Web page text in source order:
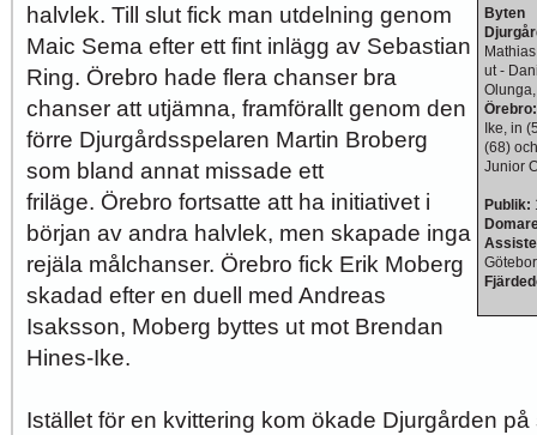
Byten
ut -
Ike, in
(68)
Junior
Publik:
halvlek. Till slut fick man utdelning genom
Maic Sema efter ett fint inlägg av Sebastian
Ring. Örebro hade flera chanser bra
chanser att utjämna, framförallt genom den
förre Djurgårdsspelaren Martin Broberg
som bland annat missade ett
friläge. Örebro fortsatte att ha initiativet i
början av andra halvlek, men skapade inga
rejäla målchanser. Örebro fick Erik Moberg
skadad efter en duell med Andreas
Isaksson, Moberg byttes ut mot Brendan
Hines-Ike.
Istället för en kvittering kom ökade Djurgården